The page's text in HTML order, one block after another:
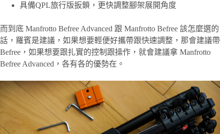
具備QPL旅行版扳鎖，更快調整腳架展開角度
而到底 Manfrotto Befree Advanced 跟 Manfrotto Befree 該怎麼選的
話，羅賓是建議，如果想要輕便好攜帶跟快速調整，那會建議帶
Befree，如果想要跟扎實的控制跟操作，就會建議拿 Manfrotto
Befree Advanced，各有各的優勢在。